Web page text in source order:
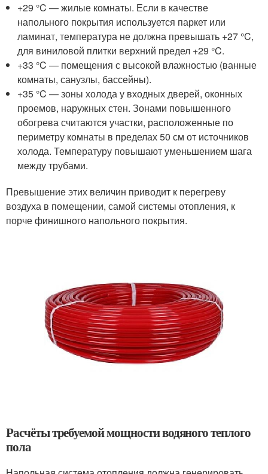
+29 °C — жилые комнаты. Если в качестве
напольного покрытия используется паркет или
ламинат, температура не должна превышать +27 °C,
для виниловой плитки верхний предел +29 °C.
+33 °C — помещения с высокой влажностью (ванные
комнаты, санузлы, бассейны).
+35 °C — зоны холода у входных дверей, оконных
проемов, наружных стен. Зонами повышенного
обогрева считаются участки, расположенные по
периметру комнаты в пределах 50 см от источников
холода. Температуру повышают уменьшением шага
между трубами.
Превышение этих величин приводит к перегреву
воздуха в помещении, самой системы отопления, к
порче финишного напольного покрытия.
Расчёты требуемой мощности водяного теплого
пола